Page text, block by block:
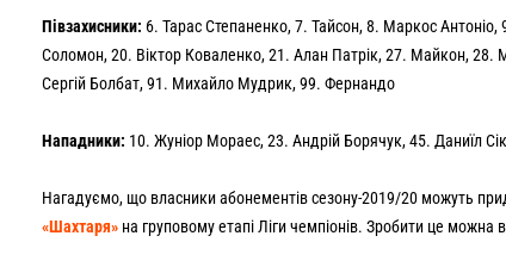
Півзахисники: 6. Тарас Степаненко, 7. Тайсон, 8. Маркос
Соломон, 20. Віктор Коваленко, 21. Алан Патрік, 27. Майкон, 28.
Сергій Болбат, 91. Михайло Мудрик, 99. Фернандо
Нападники: 10. Жуніор Мораес, 23. Андрій Борячук, 45. Даниїл
Нагадуємо, що власники абонементів сезону-2019/20 можуть
«Шахтаря» на груповому етапі Ліги чемпіонів. Зробити це можна